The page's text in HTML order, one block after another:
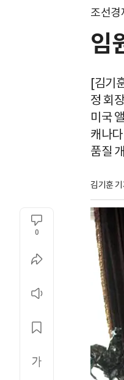
조선경
임
[김기
정 회
미국
캐나
품질
김기훈
0